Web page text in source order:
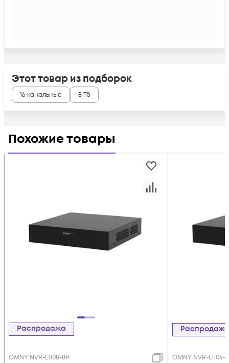
Этот товар из подборок
16 канальные 8 Тб
Похожие товары
Распродажа
OMNY NVR-L1108-8P
Распродажа
OMNY NVR-L1104-